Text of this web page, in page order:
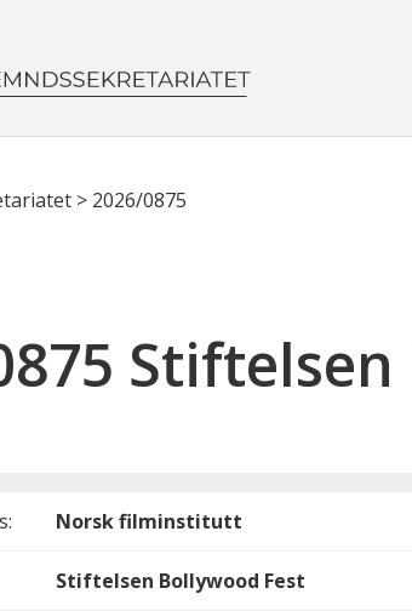
> 2026/0875
Norsk filminstitutt
Stiftelsen Bollywood Fest